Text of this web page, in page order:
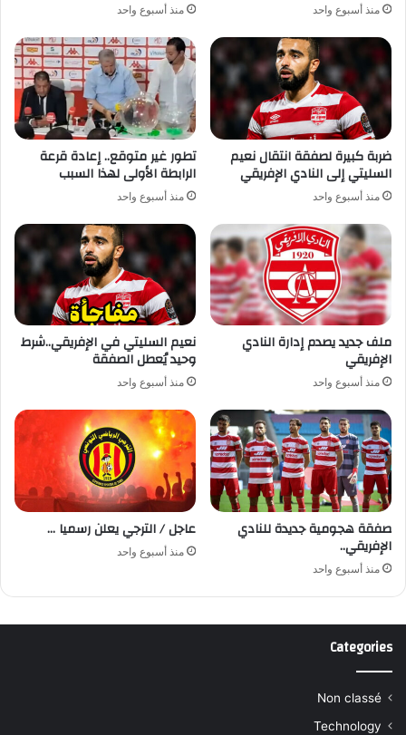
منذ أسبوع واحد منذ أسبوع واحد
ضربة كبيرة لصفقة انتقال نعيم
السليتي إلى النادي الإفريقي
منذ أسبوع واحد
تطور غير متوقع.. إعادة قرعة
الرابطة الأولى لهذا السبب
منذ أسبوع واحد
ملف جديد يصدم إدارة النادي
الإفريقي
منذ أسبوع واحد
نعيم السليتي في الإفريقي..شرط
وحيد يُعطل الصفقة
منذ أسبوع واحد
صفقة هجومية جديدة للنادي
الإفريقي..
منذ أسبوع واحد
عاجل / الترجي يعلن رسميا …
منذ أسبوع واحد
Categories
Non classé
Technology